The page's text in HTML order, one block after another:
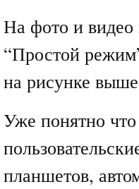
На фото и видео
“Простой
на рисунке
Уже понятно
планшетов,